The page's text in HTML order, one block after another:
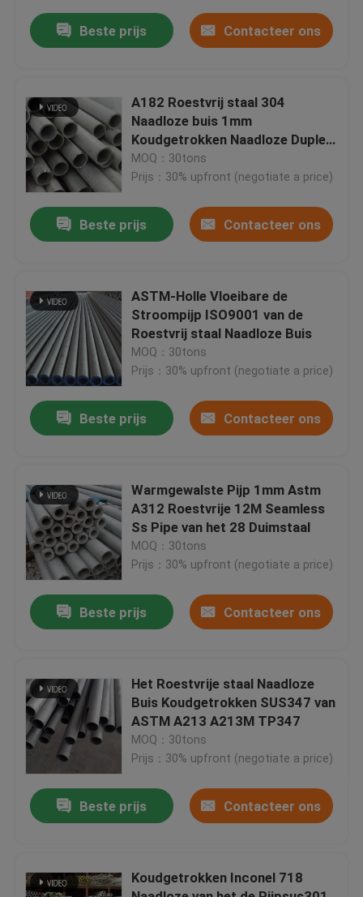
Thuis
Videos
Over ons
Fabrieksreis
Kwaliteitscontrole
Contacteer ons
Vraag een offerte aan
Koudgewalste Staalrol
Beste prijs Contacteer ons
A182 Roestvrij staal 304
Naadloze buis 1mm
Koudgetrokken Naadloze Duplex
2507 van de Staalbuis
MOQ：30tons
Prijs：30% upfront (negotiate a price)
Beste prijs Contacteer ons
ASTM-Holle Vloeibare de
Stroompijp ISO9001 van de
Roestvrij staal Naadloze Buis
MOQ：30tons
Prijs：30% upfront (negotiate a price)
Beste prijs Contacteer ons
Warmgewalste Pijp 1mm Astm
A312 Roestvrije 12M Seamless
Ss Pipe van het 28 Duimstaal
MOQ：30tons
Prijs：30% upfront (negotiate a price)
Beste prijs Contacteer ons
Het Roestvrije staal Naadloze
Buis Koudgetrokken SUS347 van
ASTM A213 A213M TP347
MOQ：30tons
Prijs：30% upfront (negotiate a price)
Beste prijs Contacteer ons
Koudgetrokken Inconel 718